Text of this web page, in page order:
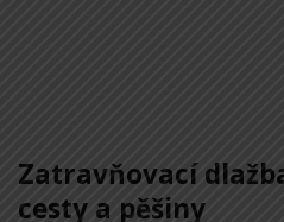
Zatravňovací
cesty a pěšiny